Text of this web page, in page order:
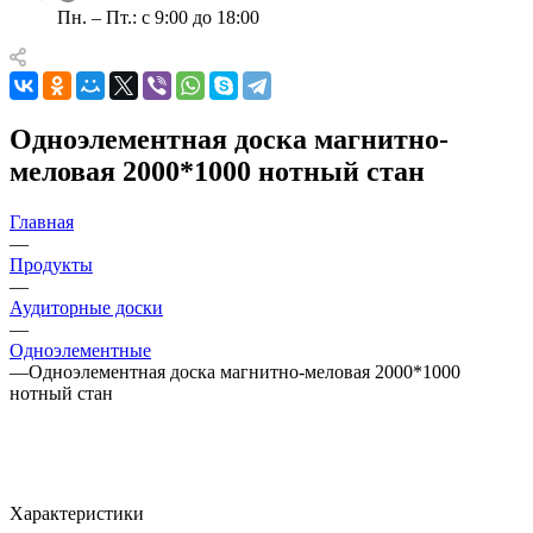
Пн. – Пт.: с 9:00 до 18:00
Одноэлементная доска магнитно-
меловая 2000*1000 нотный стан
Главная
—
Продукты
—
Аудиторные доски
—
Одноэлементные
—Одноэлементная доска магнитно-меловая 2000*1000
нотный стан
Характеристики